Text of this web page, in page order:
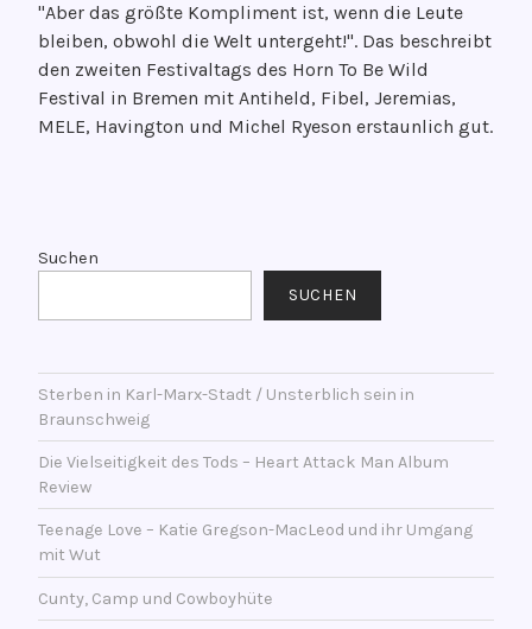
e
r
ö
f
f
l
i
a
m
1
.
J
a
n
u
"Aber das größte Kompliment ist, wenn die Leute
bleiben, obwohl die Welt untergeht!". Das beschreibt
den zweiten Festivaltags des Horn To Be Wild
Festival in Bremen mit Antiheld, Fibel, Jeremias,
MELE, Havington und Michel Ryeson erstaunlich gut.
r
c
l
a
g
w
o
r
e
t
Suchen
SUCHEN
Sterben in Karl-Marx-Stadt / Unsterblich sein in
Braunschweig
Die Vielseitigkeit des Tods – Heart Attack Man Album
Review
Teenage Love – Katie Gregson-MacLeod und ihr Umgang
mit Wut
Cunty, Camp und Cowboyhüte